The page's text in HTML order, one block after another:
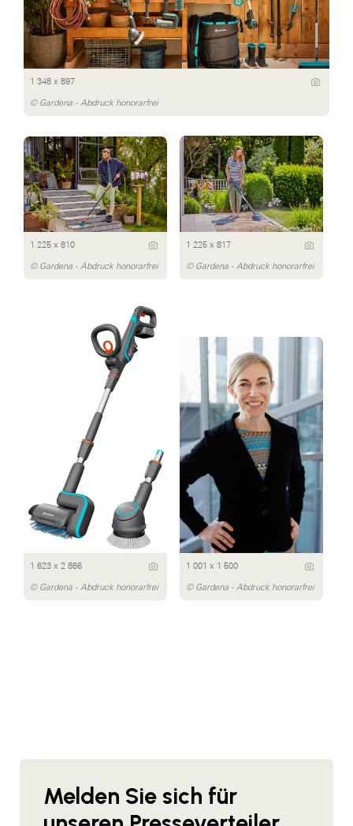
1 348 x 897
© Gardena - Abdruck honorarfrei
1 225 x 810
© Gardena - Abdruck honorarfrei
1 225 x 817
© Gardena - Abdruck honorarfrei
1 623 x 2 866
© Gardena - Abdruck honorarfrei
1 001 x 1 500
© Gardena - Abdruck honorarfrei
Melden Sie sich für